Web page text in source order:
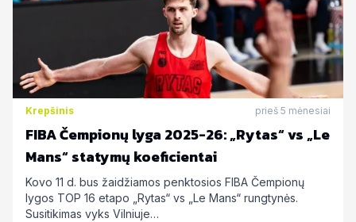
Krepšinis prieš 5 mėnesiai
FIBA Čempionų lyga 2025-26: „Rytas“ vs „Le
Mans“ statymų koeficientai
Kovo 11 d. bus žaidžiamos penktosios FIBA Čempionų
lygos TOP 16 etapo „Rytas“ vs „Le Mans“ rungtynės.
Susitikimas vyks Vilniuje…